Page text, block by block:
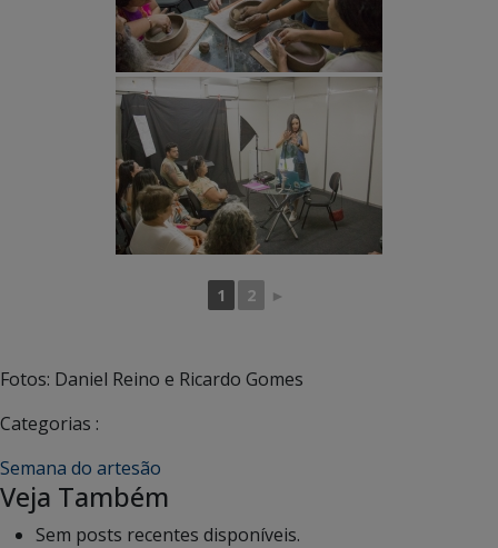
1 2 ►
Fotos: Daniel Reino e Ricardo Gomes
Categorias :
Semana do artesão
Veja Também
Sem posts recentes disponíveis.